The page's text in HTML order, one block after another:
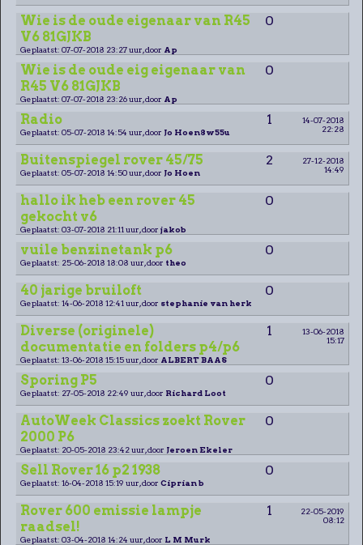
Wie is de oude eigenaar van R45
V6 81GJKB
0
Geplaatst: 07-07-2018 23:27 uur, door Ap
Wie is de oude eig eigenaar van
R45 V6 81GJKB
0
Geplaatst: 07-07-2018 23:26 uur, door Ap
Radio 1
14-07-2018
22:28
Geplaatst: 05-07-2018 14:54 uur, door Jo Hoen8w55u
Buitenspiegel rover 45/75 2
27-12-2018
14:49
Geplaatst: 05-07-2018 14:50 uur, door Jo Hoen
hallo ik heb een rover 45
gekocht v6
0
Geplaatst: 03-07-2018 21:11 uur, door jakob
vuile benzinetank p6 0
Geplaatst: 25-06-2018 18:08 uur, door theo
40 jarige bruiloft 0
Geplaatst: 14-06-2018 12:41 uur, door stephanie van herk
Diverse (originele)
documentatie en folders p4/p6
1
13-06-2018
15:17
Geplaatst: 13-06-2018 15:15 uur, door ALBERT BAAS
Sporing P5 0
Geplaatst: 27-05-2018 22:49 uur, door Richard Loot
AutoWeek Classics zoekt Rover
2000 P6
0
Geplaatst: 20-05-2018 23:42 uur, door Jeroen Ekeler
Sell Rover 16 p2 1938 0
Geplaatst: 16-04-2018 15:19 uur, door Ciprian b
Rover 600 emissie lampje
raadsel!
1
22-05-2019
08:12
Geplaatst: 03-04-2018 14:24 uur, door L M Murk